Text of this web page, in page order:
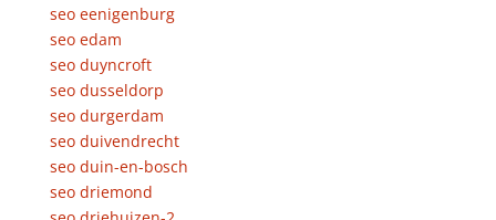
seo eenigenburg
seo edam
seo duyncroft
seo dusseldorp
seo durgerdam
seo duivendrecht
seo duin-en-bosch
seo driemond